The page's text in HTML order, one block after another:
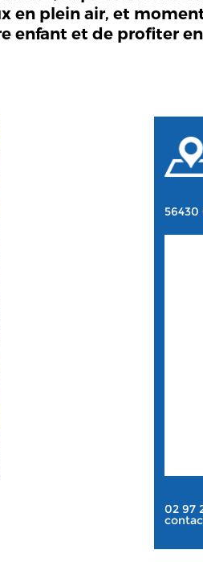
en plein air, et
enfant et de profiter
56430
02 97